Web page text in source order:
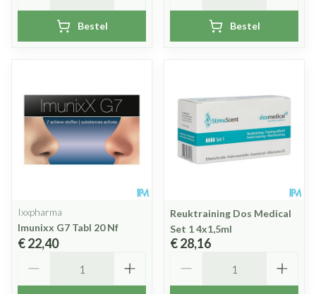
Bestel Bestel
Ixxpharma
Imunixx G7 Tabl 20 Nf
€ 22,40
Reuktraining Dos Medical
Set 1 4x1,5ml
€ 28,16